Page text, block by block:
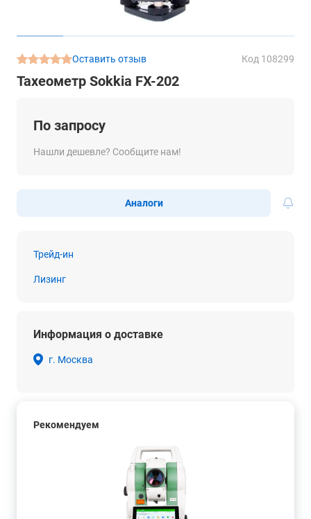
Оставить отзыв Код 108299
Тахеометр Sokkia FX-202
По запросу
Нашли дешевле? Сообщите нам!
Аналоги
Трейд-ин
Лизинг
Информация о доставке
г. Москва
Рекомендуем